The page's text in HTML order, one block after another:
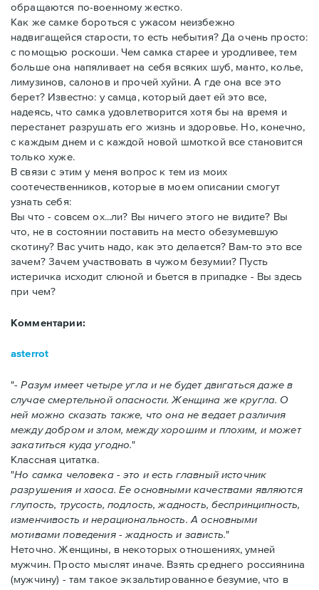
обращаются по-военному жестко.
Как же самке бороться с ужасом неизбежно
надвигащейся старости, то есть небытия? Да очень просто:
с помощью роскоши. Чем самка старее и уродливее, тем
больше она напяливает на себя всяких шуб, манто, колье,
лимузинов, салонов и прочей хуйни. А где она все это
берет? Известно: у самца, который дает ей это все,
надеясь, что самка удовлетворится хотя бы на время и
перестанет разрушать его жизнь и здоровье. Но, конечно,
с каждым днем и с каждой новой шмоткой все становится
только хуже.
В связи с этим у меня вопрос к тем из моих
соотечественников, которые в моем описании смогут
узнать себя:
Вы что - совсем ох...ли? Вы ничего этого не видите? Вы
что, не в состоянии поставить на место обезумевшую
скотину? Вас учить надо, как это делается? Вам-то это все
зачем? Зачем участвовать в чужом безумии? Пусть
истеричка исходит слюной и бьется в припадке - Вы здесь
при чем?
Комментарии:
asterrot
-Разум имеет четыре угла и не будет двигаться даже в
случае смертельной опасности. Женщина же кругла. О
ней можно сказать также, что она не ведает различия
между добром и злом, между хорошим и плохим, и может
закатиться куда угодно.
Классная цитатка.
Но самка человека - это и есть главный источник
разрушения и хаоса. Ее основными качествами являются
глупость, трусость, подлость, жадность, беспринципность,
изменчивость и нерациональность. А основными
мотивами поведения - жадность и зависть.
Неточно. Женщины, в некоторых отношениях, умней
мужчин. Просто мыслят иначе. Взять среднего россиянина
(мужчину) - там такое экзальтированное безумие, что в